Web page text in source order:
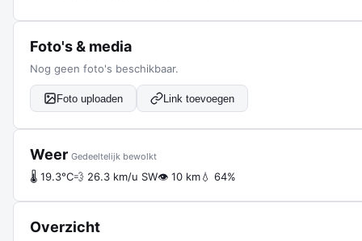
Foto's & media
Nog geen foto's beschikbaar.
Foto uploaden Link toevoegen
Weer Gedeeltelijk bewolkt
🌡 19.3°C💨 26.3 km/u SW👁 10 km💧 64%
Overzicht